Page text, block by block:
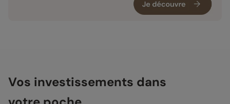
Vos investissements dans